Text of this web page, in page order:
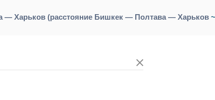
— Харьков (расстояние Бишкек — Полтава — Харьков~